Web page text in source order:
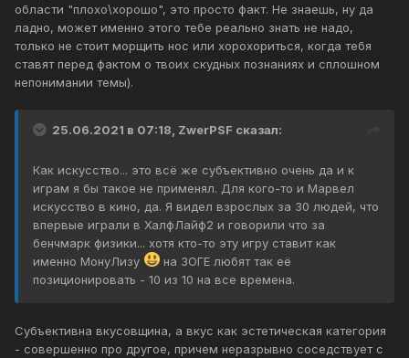
области "плохо\хорошо", это просто факт. Не знаешь, ну да
ладно, может именно этого тебе реально знать не надо,
только не стоит морщить нос или хорохориться, когда тебя
ставят перед фактом о твоих скудных познаниях и сплошном
непонимании темы).
25.06.2021 в 07:18, ZwerPSF сказал:
Как искусство... это всё же субъективно очень да и к
играм я бы такое не применял. Для кого-то и Марвел
искусство в кино, да. Я видел взрослых за 30 людей, что
впервые играли в ХалфЛайф2 и говорили что за
бенчмарк физики... хотя кто-то эту игру ставит как
именно МонуЛизу
на ЗОГЕ любят так её
позиционировать - 10 из 10 на все времена.
Субъективна вкусовщина, а вкус как эстетическая категория
- совершенно про другое, причем неразрывно соседствует с